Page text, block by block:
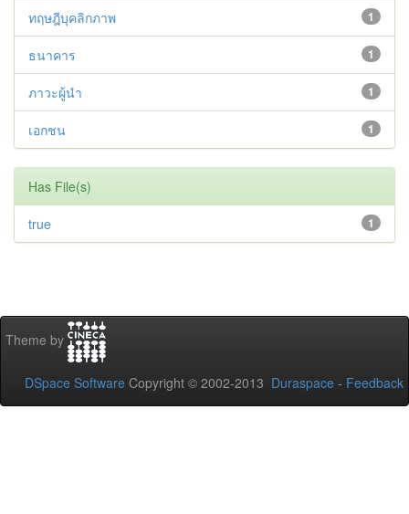
1
ทฤษฎีบุคลิกภาพ
1
ธนาคาร
1
ภาวะผู้นำ
1
เอกชน
Has File(s)
1
true
Theme by
DSpace Software Copyright © 2002-2013 Duraspace - Feedback